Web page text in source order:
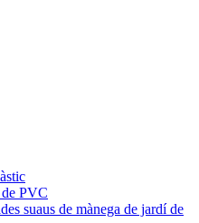
PVC
suaus de mànega de jardí de